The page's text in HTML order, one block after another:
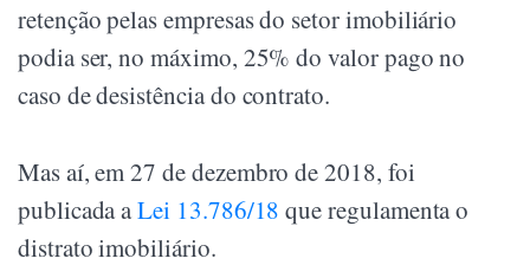
retenção pelas empresas do setor imobiliário
podia ser, no máximo, 25% do valor pago no
caso de desistência do contrato.
Mas aí, em 27 de dezembro de 2018, foi
publicada aLei 13.786/18 que regulamenta o
distrato imobiliário.